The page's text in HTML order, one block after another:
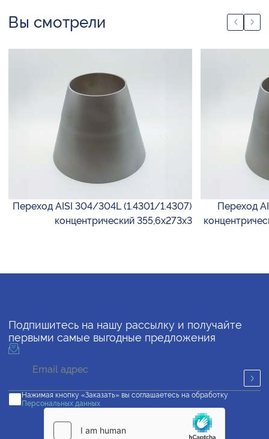
Вы смотрели
Переход AISI 304/304L (1.4301/1.4307)
концентрический 355,6х273х3
Переход
Подпишитесь на нашу рассылку и получайте
первыми самые выгодные предложения
Нажимая кнопку «Заказать» вы соглашаетесь на обработку
Персональных данных